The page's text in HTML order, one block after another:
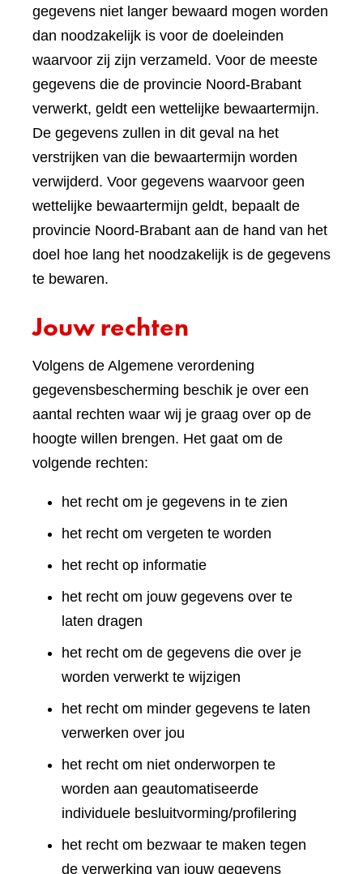
gegevens niet langer bewaard mogen worden
dan noodzakelijk is voor de doeleinden
waarvoor zij zijn verzameld. Voor de meeste
gegevens die de provincie Noord-Brabant
verwerkt, geldt een wettelijke bewaartermijn.
De gegevens zullen in dit geval na het
verstrijken van die bewaartermijn worden
verwijderd. Voor gegevens waarvoor geen
wettelijke bewaartermijn geldt, bepaalt de
provincie Noord-Brabant aan de hand van het
doel hoe lang het noodzakelijk is de gegevens
te bewaren.
Jouw rechten
Volgens de Algemene verordening
gegevensbescherming beschik je over een
aantal rechten waar wij je graag over op de
hoogte willen brengen. Het gaat om de
volgende rechten:
het recht om je gegevens in te zien
het recht om vergeten te worden
het recht op informatie
het recht om jouw gegevens over te
laten dragen
het recht om de gegevens die over je
worden verwerkt te wijzigen
het recht om minder gegevens te laten
verwerken over jou
het recht om niet onderworpen te
worden aan geautomatiseerde
individuele besluitvorming/profilering
het recht om bezwaar te maken tegen
de verwerking van jouw gegevens